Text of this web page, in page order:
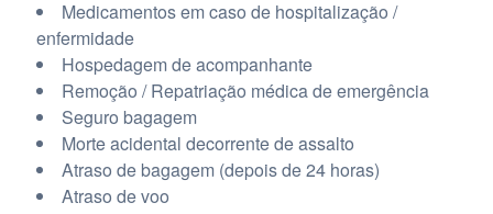
Medicamentos em caso de hospitalização /
enfermidade
Hospedagem de acompanhante
Remoção / Repatriação médica de emergência
Seguro bagagem
Morte acidental decorrente de assalto
Atraso de bagagem (depois de 24 horas)
Atraso de voo